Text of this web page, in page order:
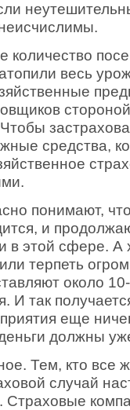
количество
весь
средства,
понимают,
и
в этой сфере. А
терпеть
около
И так
еще
должны
Тем, кто все
случай
Страховые